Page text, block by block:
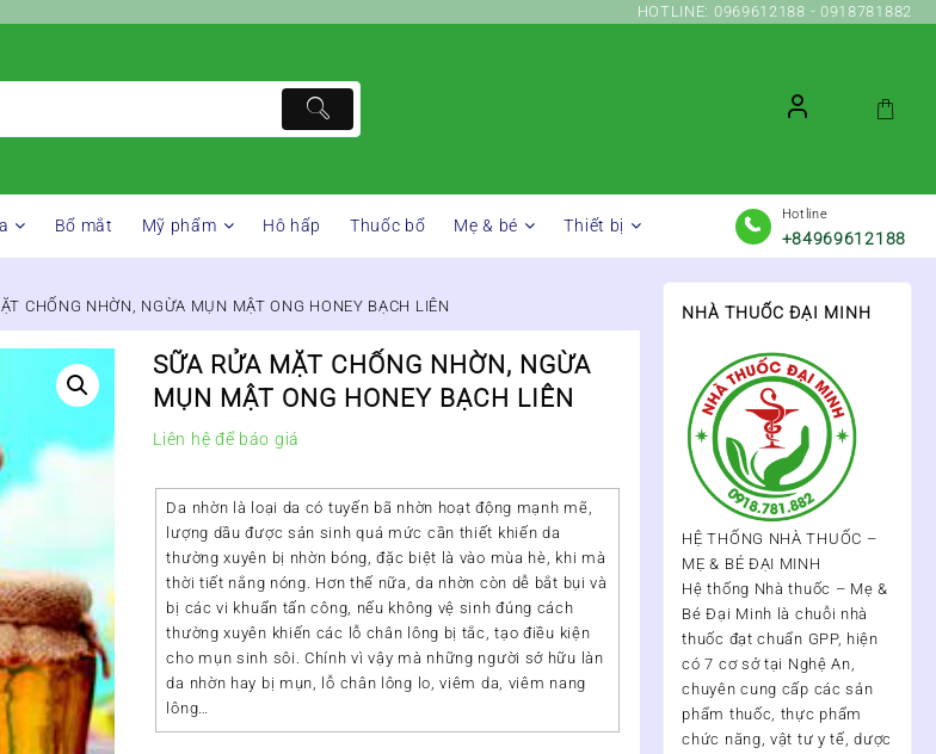
HOTLINE: 0969612188 - 0918781882
Bổ mắt Mỹ phẩm Hô hấp Thuốc bổ Mẹ & bé Thiết bị
Hotline
+84969612188
CHỐNG NHỜN, NGỪA MỤN MẬT ONG HONEY BẠCH LIÊN
SỮA RỬA MẶT CHỐNG NHỜN, NGỪA
MỤN MẬT ONG HONEY BẠCH LIÊN
Liên hệ để báo giá
Da nhờn là loại da có tuyến bã nhờn hoạt động mạnh mẽ,
lượng dầu được sản sinh quá mức cần thiết khiến da
thường xuyên bị nhờn bóng, đặc biệt là vào mùa hè, khi mà
thời tiết nắng nóng. Hơn thế nữa, da nhờn còn dễ bắt bụi và
bị các vi khuẩn tấn công, nếu không vệ sinh đúng cách
thường xuyên khiến các lỗ chân lông bị tắc, tạo điều kiện
cho mụn sinh sôi. Chính vì vậy mà những người sở hữu làn
da nhờn hay bị mụn, lỗ chân lông lo, viêm da, viêm nang
lông…
NHÀ THUỐC ĐẠI MINH
HỆ THỐNG NHÀ THUỐC –
MẸ & BÉ ĐẠI MINH
Hệ thống Nhà thuốc – Mẹ &
Bé Đại Minh là chuỗi nhà
thuốc đạt chuẩn GPP, hiện
có7 cơ sở tại Nghệ An,
chuyên cung cấp các sản
phẩm thuốc, thực phẩm
chức năng, vật tư y tế, dược